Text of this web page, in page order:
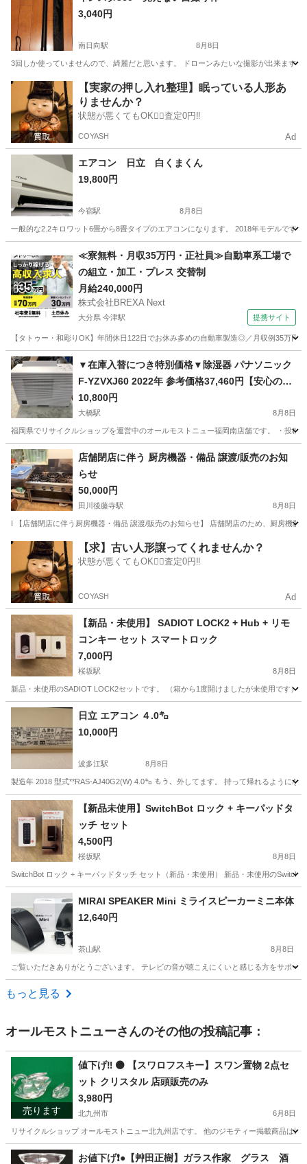
3,040円
南日向駅 8月8日
3回しか使っていませんので、綺麗だと思います。 ドローンみたいな撮影が出来ます
福岡 北九州市 南日向駅 カメラ インスタ
【実家の押し入れ整理】眠っている人形あ
りませんか？
状態が悪くてもOK🙆‍♀️査定0円‼️
COYASH Ad
エアコン 日立 白くまくん
19,800円
今宿駅 8月8日
一般的な2.2キロワット6畳から8畳タイプのエアコンになります。 2018年モデルです
今宿駅 季節、空調家電 白くまくん
≪寮無料・月収35万円・正社員≫自動車系工場で
の組立・加工・プレス 交替制
月給240,000円
株式会社BREXA Next
大分県 今津駅 提携サイト
【タトゥー・和彫りOK】年間休日122日でお休み多めの自動車製造◎／月収例35万
大分 中津市 今津駅
▼在庫入替につき特別価格▼除湿器 パナソニック
F-YZVXJ60 2022年 参考価格37,460円【安心の3
ヶ月保証】🚚自社配送時💳代引き可🚚(現金、クレ
ジット、スマホ決済対応)
10,800円
大橋駅 8月8日
福岡県でリサイクルショップを運営中のオールモストニュー福岡南店舗です。 ・投
福岡 福岡市 大橋駅 季節、空調家電 仮予約
店舗閉店に伴う 厨房機器・備品 譲渡/販売のお知
らせ
50,000円
田川後藤寺駅 8月8日
I 【店舗閉店に伴う厨房機器・備品 譲渡/販売のお知らせ】 店舗閉店のため、厨房機
福岡 田川市 田川後藤寺駅 家電
【求】古い人形譲ってくれませんか？
状態が悪くてもOK🙆‍♀️査定0円‼️
COYASH Ad
【新品・未使用】 SADIOT LOCK2 + Hub + リモ
コンキー セット スマートロック
7,000円
桜坂駅 8月8日
新品・未使用のSADIOT LOCK2セットです。 （箱から1度開けましたが未使用です）
福岡 福岡市 桜坂駅 生活家電日立 エアコン ４.0㌔
10,000円
波多江駅 8月8日
製造年 2018 型式**RAS-AJ40G2(W) 4.0㌔ もう、外してます。 持って帰れるようにな
福岡 糸島市 波多江駅 季節、空調家電
【新品未使用】SwitchBot ロック + キーパッドタ
ッチ セット
4,500円
桜坂駅 8月8日
SwitchBot ロック + キーパッドタッチ セット（新品・未使用） 新品・未使用の
福岡 福岡市
MIRAI SPEAKER Mini ミライスピーカーミニ本体
12,640円
茶山駅 8月8日
ご覧いただきありがとうございます。 テレビの音が聴こえにくいと感じる方をサポ
福岡 福岡市
もっと見る
オールモストニューさんのその他の投稿記事：
売ります
値下げ‼️ ⚫️ 【スワロフスキー】スワン置物 2点セ
ット クリスタル 店頭販売のみ
3,980円
北九州市 6月8日
リサイクルショップ オールモストニュー北九州店です。 他のジモティー掲載商品は
福岡 北九州市 その他 仮予約
お値下げ❗️●【艸田正樹】ガラス作家 グラス 酒